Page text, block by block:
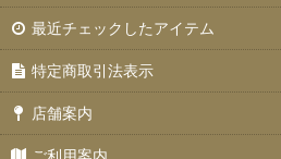
ドン！！カード
未開封品
エクストラブースター EGGHEAD
シス)【EB-04】
最近チェックしたアイテム
特定商取引法表示
店舗案内